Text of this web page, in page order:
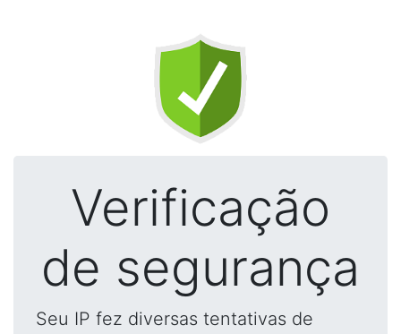
Verificação
de segurança
Seu IP fez diversas tentativas de